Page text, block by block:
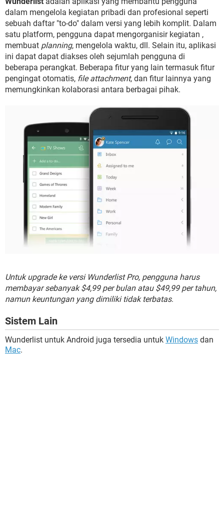
dalam mengelola kegiatan pribadi dan profesional seperti
sebuah daftar "to-do" dalam versi yang lebih komplit. Dalam
satu platform, pengguna dapat mengorganisir kegiatan ,
membuat planning, mengelola waktu, dll. Selain itu, aplikasi
ini dapat dapat diakses oleh sejumlah pengguna di
beberapa perangkat. Beberapa fitur yang lain termasuk fitur
pengingat otomatis, file attachment, dan fitur lainnya yang
memungkinkan kolaborasi antara berbagai pihak.
Untuk upgrade ke versi Wunderlist Pro, pengguna harus
membayar sebanyak $4,99 per bulan atau $49,99 per tahun,
namun keuntungan yang dimiliki tidak terbatas.
Sistem Lain
Wunderlist untuk Android juga tersedia untuk Windows dan
Mac.